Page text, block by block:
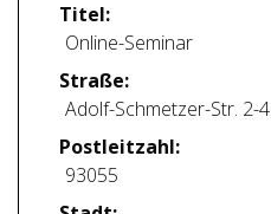
Titel:
Online-Seminar
Straße:
Adolf-Schmetzer-Str. 2-4
Postleitzahl:
93055